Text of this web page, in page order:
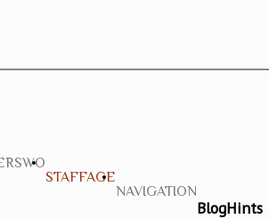
STAFFAGE
NAVIGATION
BlogHints